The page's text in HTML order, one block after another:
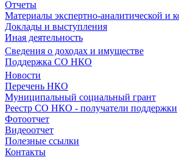
Отчеты
Материалы экспертно-аналитической и
Доклады и выступления
Иная деятельность
Сведения о доходах и имуществе
Поддержка СО НКО
Новости
Перечень НКО
Муниципальный социальный грант
Реестр СО НКО - получатели поддержки
Фотоотчет
Видеоотчет
Полезные ссылки
Контакты